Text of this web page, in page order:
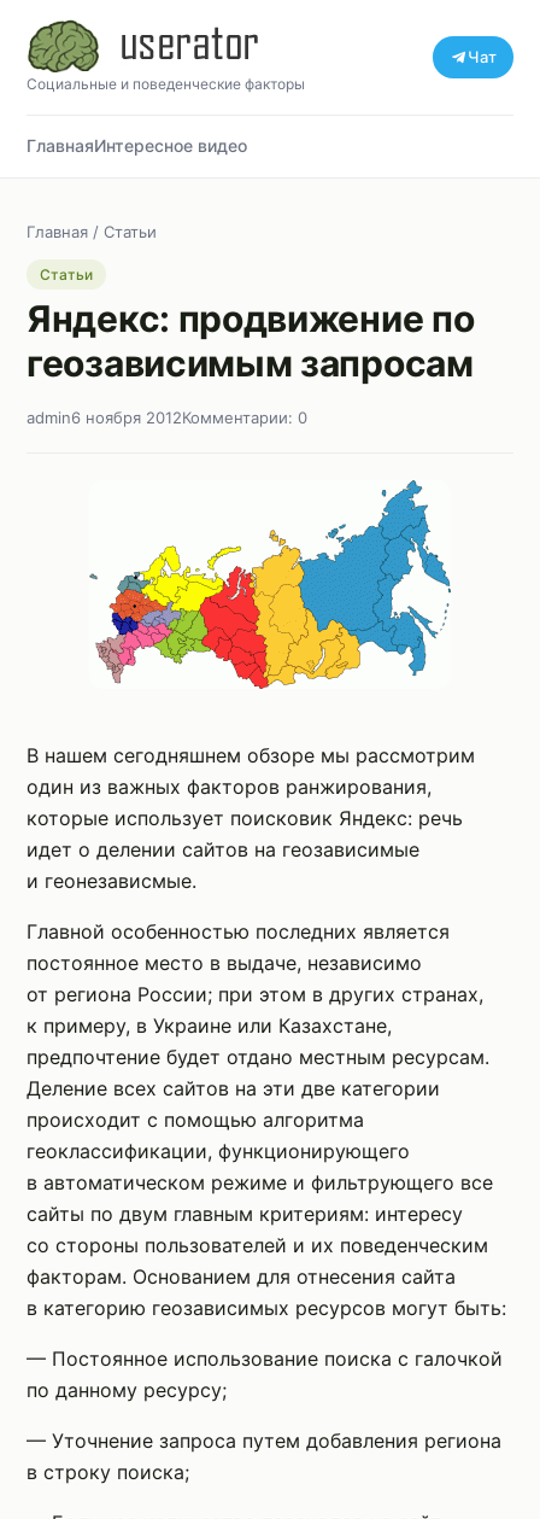
Социальные и поведенческие факторы
Чат
ГлавнаяИнтересное видео
Главная / Статьи
Статьи
Яндекс: продвижение по
геозависимым запросам
admin6 ноября 2012Комментарии: 0
В нашем сегодняшнем обзоре мы рассмотрим
один из важных факторов ранжирования,
которые использует поисковик Яндекс: речь
идет о делении сайтов на геозависимые
и геонезависмые.
Главной особенностью последних является
постоянное место в выдаче, независимо
от региона России; при этом в других странах,
к примеру, в Украине или Казахстане,
предпочтение будет отдано местным ресурсам.
Деление всех сайтов на эти две категории
происходит с помощью алгоритма
геоклассификации, функционирующего
в автоматическом режиме и фильтрующего все
сайты по двум главным критериям: интересу
со стороны пользователей и их поведенческим
факторам. Основанием для отнесения сайта
в категорию геозависимых ресурсов могут быть:
— Постоянное использование поиска с галочкой
по данному ресурсу;
— Уточнение запроса путем добавления региона
в строку поиска;